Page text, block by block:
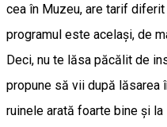
cea în Muzeu, are tarif
programul este același, de
Deci, nu te lăsa păcălit de
propune să vii după lăsarea
ruinele arată foarte bine și